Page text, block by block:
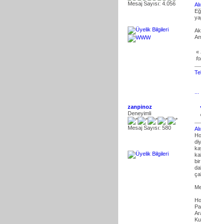
Mesaj Sayısı: 4.056
«
zanpinoz
Deneyimli
Mesaj Sayısı: 580